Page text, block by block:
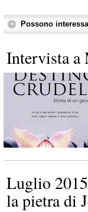
Possono
Intervista a
Luglio
la pietra di